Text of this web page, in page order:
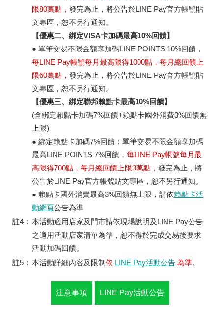
限80萬點， 發完為止，將公告於LINE Pay官方帳號貼
文專區，恕不另行通知。
【優惠二、綁定VISA卡加碼最高10%回饋】
● 單筆交易不限金額享加碼LINE POINTS 10%回饋，
每LINE Pay帳號每月最高限得1000點，每月總回饋上
限60萬點， 發完為止，將公告於LINE Pay官方帳號貼
文專區，恕不另行通知。
【優惠三、綁定聯邦賴點卡最高10%回饋】
(含綁定賴點卡加碼7%回饋+賴點卡國外消費3%回饋無
上限)
● 綁定賴點卡加碼7%回饋：單筆交易不限金額享加碼
最高LINE POINTS 7%回饋， 每LINE Pay帳號每月最
高限得700點，每月總回饋上限3萬點， 發完為止，將
公告於LINE Pay官方帳號貼文專區，恕不另行通知。
● 賴點卡國外消費最高3%回饋無上限，請依賴點卡活
動網頁公告為準
註4： 本活動適用店家及門市請依現場說明及LINE Pay公告
之適用活動店家清單為準，恕不得於完成交易後要求
活動加碼回饋。
註5： 本活動詳細內容及限制 依 LINE Pay活動公告 為準。
注意事項 LINE Pay活動公告